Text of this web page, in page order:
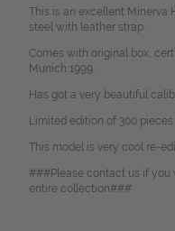
This is an excellent Minerva
steel with leather strap.
Comes with original box,
Munich 1999.
Has got a very beautiful
Limited edition of 300
This model is very cool re-
###Please contact us if you
entire collection###